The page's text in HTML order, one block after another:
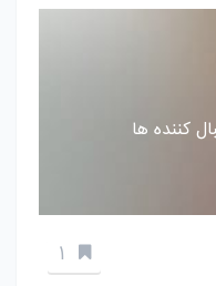
کننده ها
1